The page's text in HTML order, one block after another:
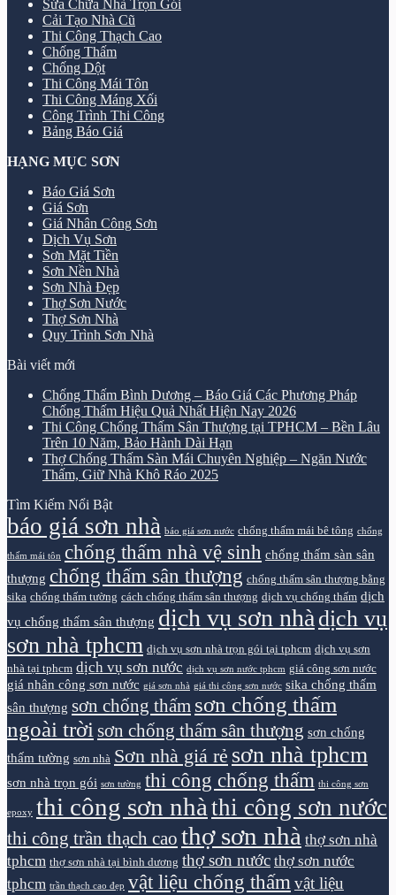
Sửa Chữa Nhà Trọn Gói
Cải Tạo Nhà Cũ
Thi Công Thạch Cao
Chống Thấm
Chống Dột
Thi Công Mái Tôn
Thi Công Máng Xối
Công Trình Thi Công
Bảng Báo Giá
HẠNG MỤC SƠN
Báo Giá Sơn
Giá Sơn
Giá Nhân Công Sơn
Dịch Vụ Sơn
Sơn Mặt Tiền
Sơn Nền Nhà
Sơn Nhà Đẹp
Thợ Sơn Nước
Thợ Sơn Nhà
Quy Trình Sơn Nhà
Bài viết mới
Chống Thấm Bình Dương – Báo Giá Các Phương Pháp
Chống Thấm Hiệu Quả Nhất Hiện Nay 2026
Thi Công Chống Thấm Sân Thượng tại TPHCM – Bền Lâu
Trên 10 Năm, Bảo Hành Dài Hạn
Thợ Chống Thấm Sàn Mái Chuyên Nghiệp – Ngăn Nước
Thấm, Giữ Nhà Khô Ráo 2025
Tìm Kiếm Nổi Bật
báo giá sơn nhà báo giá sơn nước chống thấm mái bê tông chống
thấm mái tôn chống thấm nhà vệ sinh chống thấm sàn sân
thượng chống thấm sân thượng chống thấm sân thượng bằng
sika chống thấm tường cách chống thấm sân thượng dịch vụ chống thấm dịch
vụ chống thấm sân thượng dịch vụ sơn nhà dịch vụ
sơn nhà tphcm dịch vụ sơn nhà trọn gói tại tphcm dịch vụ sơn
nhà tại tphcm dịch vụ sơn nước dịch vụ sơn nước tphcm giá công sơn nước
giá nhân công sơn nước giá sơn nhà giá thi công sơn nước sika chống thấm
sân thượng sơn chống thấm sơn chống thấm
ngoài trời sơn chống thấm sân thượng sơn chống
thấm tường sơn nhà Sơn nhà giá rẻ sơn nhà tphcm
sơn nhà trọn gói sơn tường thi công chống thấm thi công sơn
epoxy thi công sơn nhà thi công sơn nước
thi công trần thạch cao thợ sơn nhà thợ sơn nhà
tphcm thợ sơn nhà tại bình dương thợ sơn nước thợ sơn nước
tphcm trần thạch cao đẹp vật liệu chống thấm vật liệu